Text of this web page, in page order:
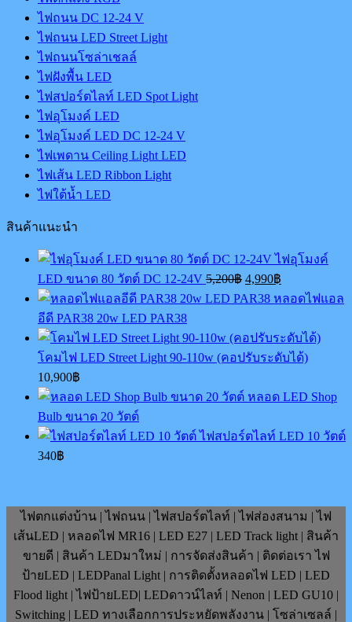
ไฟถนน DC 12-24 V
ไฟถนน LED Street Light
ไฟถนนโซล่าเชลล์
ไฟฝังพื้น LED
ไฟสปอร์ตไลท์ LED Spot Light
ไฟอุโมงค์ LED
ไฟอุโมงค์ LED DC 12-24 V
ไฟเพดาน Ceiling Light LED
ไฟเส้น LED Ribbon Light
ไฟใต้น้ำ LED
สินค้าแนะนำ
ไฟอุโมงค์
LED ขนาด 80 วัตต์ DC 12-24V 5,200฿ Original
price
was:
4,990฿
price
is:
หลอดไฟแอล
อีดี PAR38 20w LED PAR38
โคมไฟ LED Street Light 90-110w (คอปรับระดับได้)
10,900฿
หลอด LED Shop
Bulb ขนาด 20 วัตต์
ไฟสปอร์ตไลท์ LED 10 วัตต์
340฿
ไฟตกแต่งบ้าน | ไฟถนน | ไฟสปอร์ตไลท์ | ไฟส่องสนาม | ไฟ
เส้นLED | หลอดไฟ MR16 | LED E27 | LED Track light | สินค้า
ขายดี | สินค้า LEDมาใหม่ | การจัดส่งสินค้า | ติดต่อเรา ไฟ
ป้ายLED | LEDPanal Light | การติดตั้งหลอดไฟ LED | LED
Flood light | ไฟป้ายLED| LEDดาวน์ไลท์ | Nenon | LED GU10 |
Switching | LED ทางเลือกการประหยัดพลังงาน | โซล่าเซลล์ |